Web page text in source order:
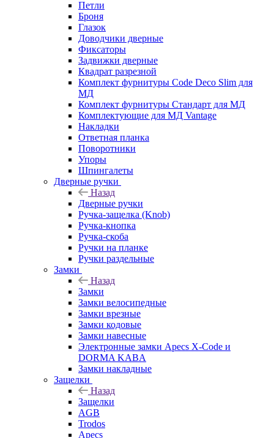
Петли
Броня
Глазок
Доводчики дверные
Фиксаторы
Задвижки дверные
Квадрат разрезной
Комплект фурнитуры Code Deco Slim для
МД
Комплект фурнитуры Стандарт для МД
Комплектующие для МД Vantage
Накладки
Ответная планка
Поворотники
Упоры
Шпингалеты
Дверные ручки
Назад
Дверные ручки
Ручка-защелка (Knob)
Ручка-кнопка
Ручка-скоба
Ручки на планке
Ручки раздельные
Замки
Назад
Замки
Замки велосипедные
Замки врезные
Замки кодовые
Замки навесные
Электронные замки Apecs X-Code и
DORMA KABA
Замки накладные
Защелки
Назад
Защелки
AGB
Trodos
Apecs